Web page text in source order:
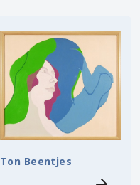
Ton Beentjes